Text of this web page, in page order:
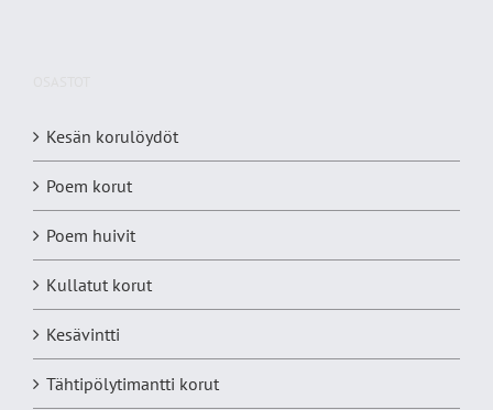
Kesän korulöydöt
Poem korut
Poem huivit
Kullatut korut
Kesävintti
Tähtipölytimantti korut